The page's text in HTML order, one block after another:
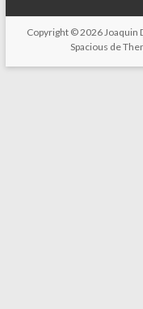
Copyright © 2026Joaquin
Spacious de